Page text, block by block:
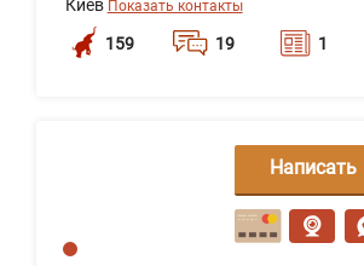
Киев Показать контакты
159 19 1
Написать
сообщение